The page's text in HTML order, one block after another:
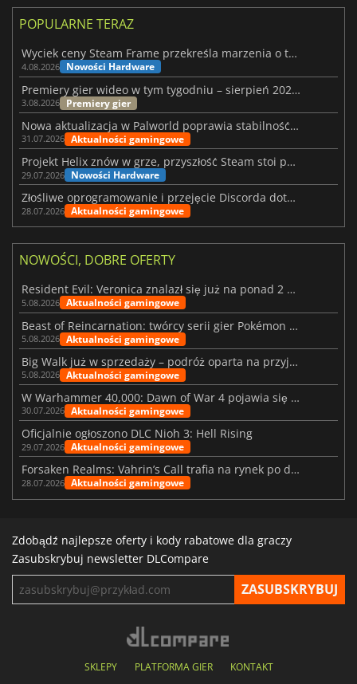
POPULARNE TERAZ
Wyciek ceny Steam Frame przekreśla marzenia o tanim zestawie VR
4.08.2026 Nowości Hardware
Premiery gier wideo w tym tygodniu – sierpień 2026 r. (32. tydzień)
3.08.2026 Premiery gier
Nowa aktualizacja w Palworld poprawia stabilność Sunreach i walk z bossami
31.07.2026 Aktualności gamingowe
Projekt Helix znów w grze, przyszłość Steam stoi pod znakiem zapytania
29.07.2026 Nowości Hardware
Złośliwe oprogramowanie i przejęcie Discorda dotknęły Meccha Chameleon
28.07.2026 Aktualności gamingowe
NOWOŚCI, DOBRE OFERTY
Resident Evil: Veronica znalazł się już na ponad 2 milionach list życzeń
5.08.2026 Aktualności gamingowe
Beast of Reincarnation: twórcy serii gier Pokémon wkraczają na nową ścieżkę
5.08.2026 Aktualności gamingowe
Big Walk już w sprzedaży – podróż oparta na przyjaźni
5.08.2026 Aktualności gamingowe
W Warhammer 40,000: Dawn of War 4 pojawia się frakcja Nekronów
30.07.2026 Aktualności gamingowe
Oficjalnie ogłoszono DLC Nioh 3: Hell Rising
29.07.2026 Aktualności gamingowe
Forsaken Realms: Vahrin’s Call trafia na rynek po dziesięciu latach prac
28.07.2026 Aktualności gamingowe
Zdobądź najlepsze oferty i kody rabatowe dla graczy
Zasubskrybuj newsletter DLCompare
SKLEPY PLATFORMA GIER KONTAKT